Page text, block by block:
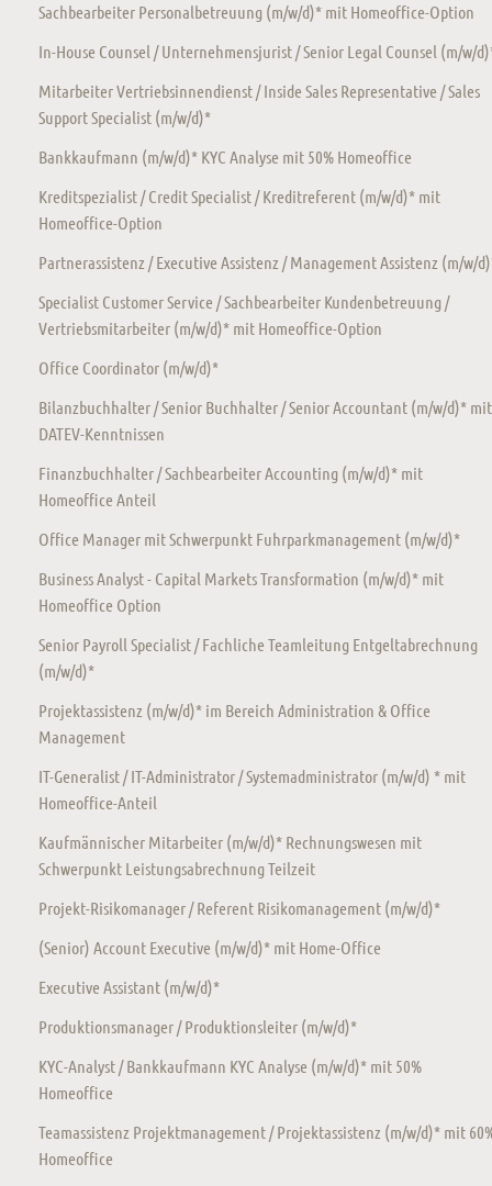
Sachbearbeiter Personalbetreuung (m/w/d)* mit Homeoffice-Option
In-House Counsel / Unternehmensjurist / Senior Legal Counsel (m/w/
Mitarbeiter Vertriebsinnendienst / Inside Sales Representative / Sales
Support Specialist (m/w/d)*
Bankkaufmann (m/w/d)* KYC Analyse mit 50% Homeoffice
Kreditspezialist / Credit Specialist / Kreditreferent (m/w/d)* mit
Homeoffice-Option
Partnerassistenz / Executive Assistenz / Management Assistenz (m/w/
Specialist Customer Service / Sachbearbeiter Kundenbetreuung /
Vertriebsmitarbeiter (m/w/d)* mit Homeoffice-Option
Office Coordinator (m/w/d)*
Bilanzbuchhalter / Senior Buchhalter / Senior Accountant (m/w/d)* mit
DATEV-Kenntnissen
Finanzbuchhalter / Sachbearbeiter Accounting (m/w/d)* mit
Homeoffice Anteil
Office Manager mit Schwerpunkt Fuhrparkmanagement (m/w/d)*
Business Analyst - Capital Markets Transformation (m/w/d)* mit
Homeoffice Option
Senior Payroll Specialist / Fachliche Teamleitung Entgeltabrechnung
(m/w/d)*
Projektassistenz (m/w/d)* im Bereich Administration & Office
Management
IT-Generalist / IT-Administrator / Systemadministrator (m/w/d) * mit
Homeoffice-Anteil
Kaufmännischer Mitarbeiter (m/w/d)* Rechnungswesen mit
Schwerpunkt Leistungsabrechnung Teilzeit
Projekt-Risikomanager / Referent Risikomanagement (m/w/d)*
(Senior) Account Executive (m/w/d)* mit Home-Office
Executive Assistant (m/w/d)*
Produktionsmanager / Produktionsleiter (m/w/d)*
KYC-Analyst / Bankkaufmann KYC Analyse (m/w/d)* mit 50%
Homeoffice
Teamassistenz Projektmanagement / Projektassistenz (m/w/d)* mit
Homeoffice